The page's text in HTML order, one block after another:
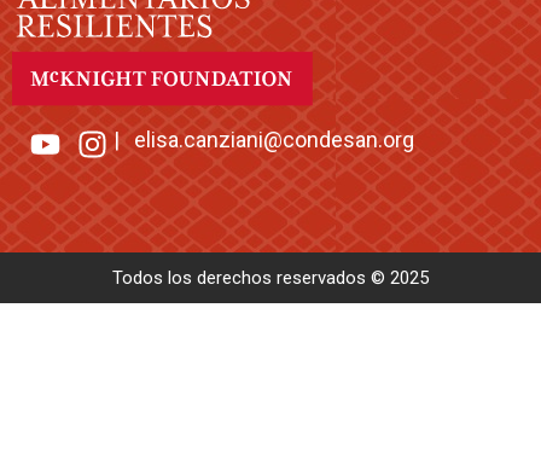
|elisa.canziani@condesan.org
Todos los derechos reservados © 2025